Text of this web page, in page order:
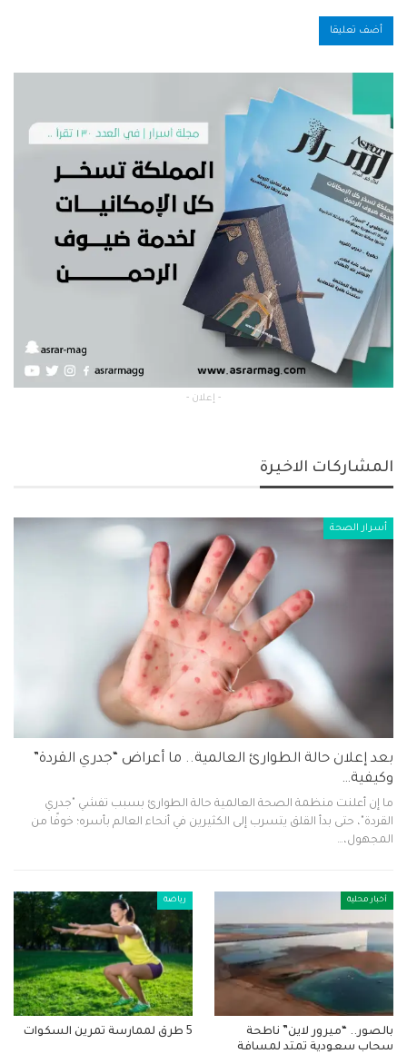
- إعلان -
المشاركات الاخيرة
أسرار الصحة
بعد إعلان حالة الطوارئ العالمية.. ما أعراض “جدري القردة”
وكيفية…
ما إن أعلنت منظمة الصحة العالمية حالة الطوارئ بسبب تفشي "جدري
القردة"، حتى بدأ القلق يتسرب إلى الكثيرين في أنحاء العالم بأسره؛ خوفًا من
المجهول،…
أخبار محلية
بالصور.. “ميرور لاين” ناطحة
سحاب سعودية تمتد لمسافة
رياضة
5 طرق لممارسة تمرين السكوات